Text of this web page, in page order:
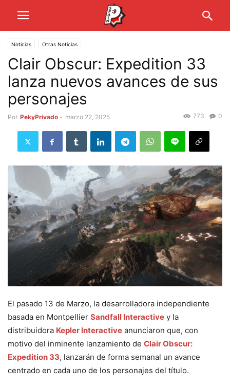
Noticias Otras Noticias
Clair Obscur: Expedition 33
lanza nuevos avances de sus
personajes
Por PekyPrivado - marzo 22, 2025 0
773
El pasado 13 de Marzo, la desarrolladora independiente
basada en Montpellier Sandfall Interactive y la
distribuidora Kepler Interactive anunciaron que, con
motivo del inminente lanzamiento de Clair Obscur:
Expedition 33, lanzarán de forma semanal un avance
centrado en cada uno de los personajes del título.